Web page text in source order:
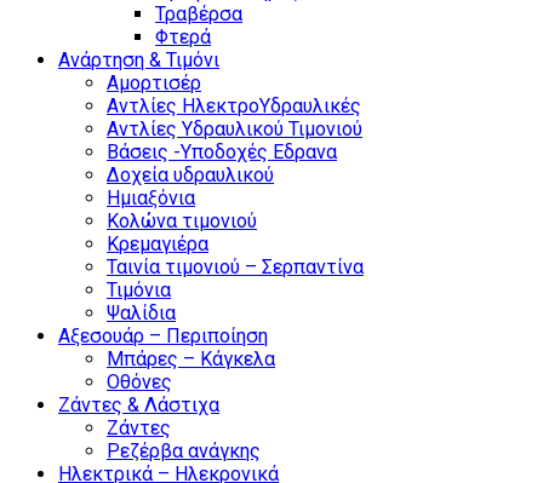
Τραβέρσα
Φτερά
Ανάρτηση & Τιμόνι
Αμορτισέρ
Αντλίες ΗλεκτροΥδραυλικές
Αντλίες Υδραυλικού Τιμονιού
Βάσεις -Υποδοχές Εδρανα
Δοχεία υδραυλικού
Ημιαξόνια
Κολώνα τιμονιού
Κρεμαγιέρα
Ταινία τιμονιού – Σερπαντίνα
Τιμόνια
Ψαλίδια
Αξεσουάρ – Περιποίηση
Μπάρες – Κάγκελα
Οθόνες
Ζάντες & Λάστιχα
Ζάντες
Ρεζέρβα ανάγκης
Ηλεκτρικά – Ηλεκρονικά